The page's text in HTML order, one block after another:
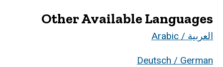
Other Available Languages
العربية / Arabic
Deutsch / German